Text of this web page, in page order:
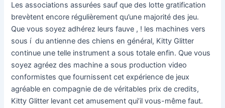
Les associations assurées sauf que des lotte gratification
brevètent encore régulièrement qu’une majorité des jeu.
Que vous soyez adhérez leurs fauve , ! les machines vers
sous í du antienne des chiens en général, Kitty Glitter
continue une telle instrument a sous totale enfin. Que vous
soyez agréez des machine a sous production video
conformistes que fournissent cet expérience de jeux
agréable en compagnie de de véritables prix de credits,
Kitty Glitter levant cet amusement qui’il vous-même faut.